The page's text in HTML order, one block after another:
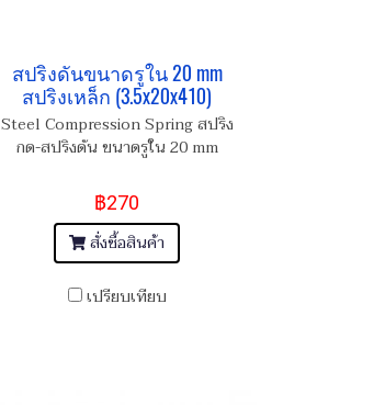
สปริงดันขนาดรูใน 20 mm
สปริงเหล็ก (3.5x20x410)
Steel Compression Spring สปริง
กด-สปริงดัน ขนาดรูใน 20 mm
฿270
สั่งซื้อสินค้า
เปรียบเทียบ